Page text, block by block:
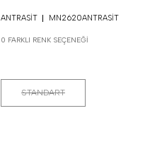
ANTRASIT MN2620ANTRASIT
0 FARKLI RENK SEÇENEĞI
STANDART